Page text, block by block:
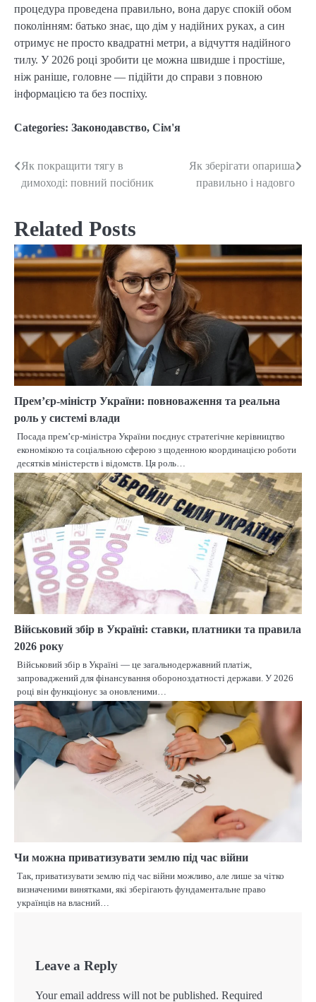
процедура проведена правильно, вона дарує спокій обом
поколінням: батько знає, що дім у надійних руках, а син
отримує не просто квадратні метри, а відчуття надійного
тилу. У 2026 році зробити це можна швидше і простіше,
ніж раніше, головне — підійти до справи з повною
інформацією та без поспіху.
Categories: Законодавство, Сім'я
Post
Як покращити тягу в
димоході: повний посібник
Як зберігати опариша
правильно і надовго
Related Posts
Прем’єр-міністр України: повноваження та реальна
роль у системі влади
Посада прем’єр-міністра України поєднує стратегічне керівництво
економікою та соціальною сферою з щоденною координацією роботи
десятків міністерств і відомств. Ця роль…
Військовий збір в Україні: ставки, платники та правила
2026 року
Військовий збір в Україні — це загальнодержавний платіж,
запроваджений для фінансування обороноздатності держави. У 2026
році він функціонує за оновленими…
Чи можна приватизувати землю під час війни
Так, приватизувати землю під час війни можливо, але лише за чітко
визначеними винятками, які зберігають фундаментальне право
українців на власний…
Leave a Reply
Your email address will not be published. Required